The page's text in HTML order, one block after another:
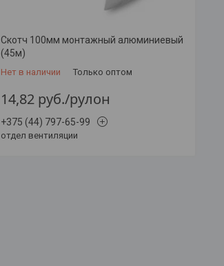
Скотч 100мм монтажный алюминиевый
(45м)
Нет в наличии Только оптом
14,82 руб./рулон
+375 (44) 797-65-99
отдел вентиляции